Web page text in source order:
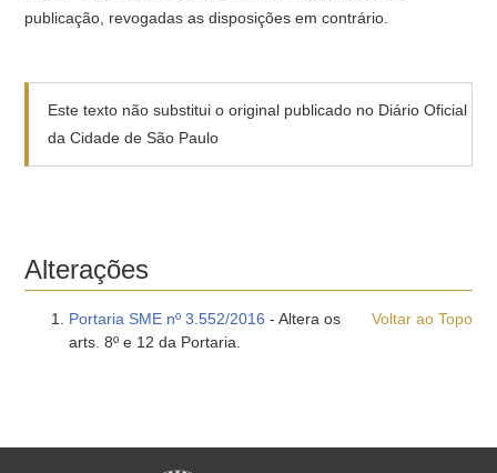
publicação, revogadas as disposições em contrário.
Este texto não substitui o original publicado no Diário Oficial
da Cidade de São Paulo
Alterações
Voltar ao Topo
Portaria SME nº 3.552/2016 - Altera os
arts. 8º e 12 da Portaria.